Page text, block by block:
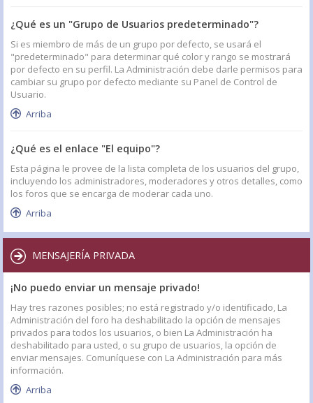
¿Qué es un "Grupo de Usuarios predeterminado"?
Si es miembro de más de un grupo por defecto, se usará el
"predeterminado" para determinar qué color y rango se mostrará
por defecto en su perfil. La Administración debe darle permisos para
cambiar su grupo por defecto mediante su Panel de Control de
Usuario.
Arriba
¿Qué es el enlace "El equipo"?
Esta página le provee de la lista completa de los usuarios del grupo,
incluyendo los administradores, moderadores y otros detalles, como
los foros que se encarga de moderar cada uno.
Arriba
MENSAJERÍA PRIVADA
¡No puedo enviar un mensaje privado!
Hay tres razones posibles; no está registrado y/o identificado, La
Administración del foro ha deshabilitado la opción de mensajes
privados para todos los usuarios, o bien La Administración ha
deshabilitado para usted, o su grupo de usuarios, la opción de
enviar mensajes. Comuníquese con La Administración para más
información.
Arriba